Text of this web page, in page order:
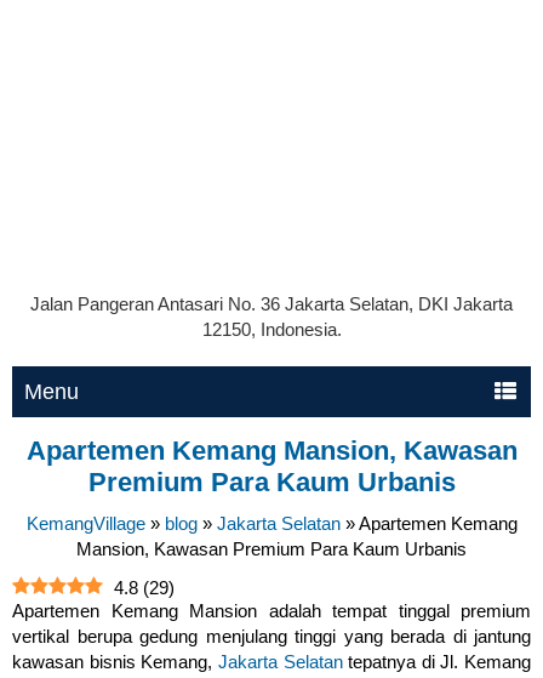
Jalan Pangeran Antasari No. 36 Jakarta Selatan, DKI Jakarta
12150, Indonesia.
Menu
Apartemen Kemang Mansion, Kawasan
Premium Para Kaum Urbanis
KemangVillage» blog» Jakarta Selatan»Apartemen Kemang
Mansion, Kawasan Premium Para Kaum Urbanis
4.8 (29)
Apartemen Kemang Mansion adalah tempat tinggal premium
vertikal berupa gedung menjulang tinggi yang berada di jantung
kawasan bisnis Kemang, Jakarta Selatantepatnya di Jl. Kemang